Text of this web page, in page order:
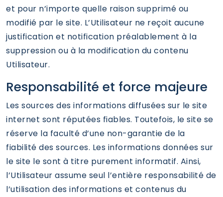
et pour n’importe quelle raison supprimé ou
modifié par le site. L’Utilisateur ne reçoit aucune
justification et notification préalablement à la
suppression ou à la modification du contenu
Utilisateur.
Responsabilité et force majeure
Les sources des informations diffusées sur le site
internet sont réputées fiables. Toutefois, le site se
réserve la faculté d’une non-garantie de la
fiabilité des sources. Les informations données sur
le site le sont à titre purement informatif. Ainsi,
l’Utilisateur assume seul l’entière responsabilité de
l’utilisation des informations et contenus du